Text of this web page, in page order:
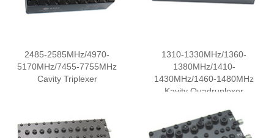
2485-2585MHz/4970-
5170MHz/7455-7755MHz
Cavity Triplexer
1310-1330MHz/1360-
1380MHz/1410-
1430MHz/1460-1480MHz
Kavity Quadruplexer